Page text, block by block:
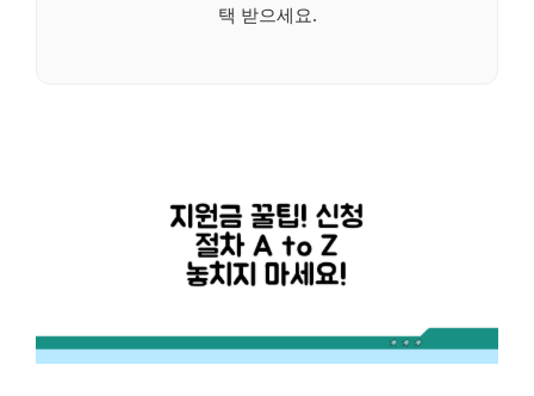
택 받으세요.